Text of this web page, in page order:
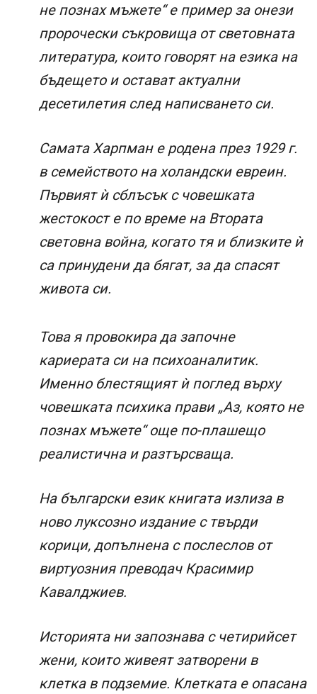
не познах мъжете“ е пример за онези
пророчески съкровища от световната
литература, които говорят на езика на
бъдещето и остават актуални
десетилетия след написването си.
Самата Харпман е родена през 1929 г.
в семейството на холандски евреин.
Първият ѝ сблъсък с човешката
жестокост е по време на Втората
световна война, когато тя и близките ѝ
са принудени да бягат, за да спасят
живота си.
Това я провокира да започне
кариерата си на психоаналитик.
Именно блестящият ѝ поглед върху
човешката психика прави „Аз, която не
познах мъжете“ още по-плашещо
реалистична и разтърсваща.
На български език книгата излиза в
ново луксозно издание с твърди
корици, допълнена с послеслов от
виртуозния преводач Красимир
Кавалджиев.
Историята ни запознава с четирийсет
жени, които живеят затворени в
клетка в подземие. Клетката е опасана